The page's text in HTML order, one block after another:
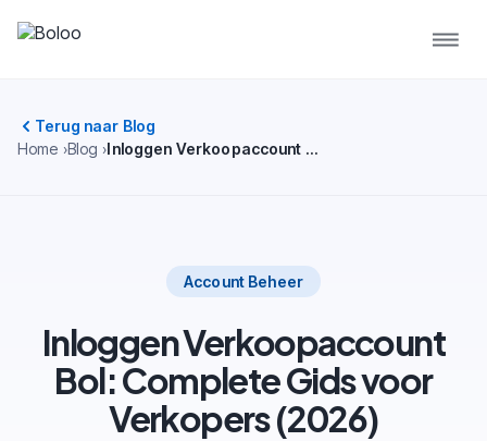
Terug naar Blog
Home Blog Inloggen Verkoopaccount Bol: Complete Gids voor Verkopers (2026)
Account Beheer
Inloggen Verkoopaccount
Bol: Complete Gids voor
Verkopers (2026)